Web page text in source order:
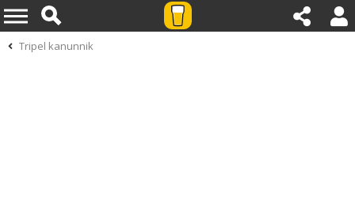
Tripel kanunnik